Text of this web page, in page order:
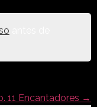
11 Encantadores